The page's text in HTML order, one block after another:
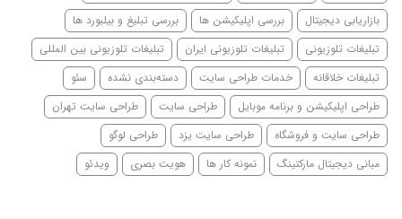
بازاریابی دیجیتال بررسی اپلیکیشن ها
بررسی تبلیغ و بیلبورد ها
تبلیغات تلوزیونی
تبلیغات تلوزیونی ایران
تبلیغات تلوزیونی بین المللی
تبلیغات خلاقانه
خدمات طراحی سایت دسته‌بندی نشده
سئو
طراحی اپلیکیشن و برنامه موبایل
طراحی سایت
طراحی سایت تهران
طراحی سایت و فروشگاه
طراحی سایت یزد
طراحی لوگو
مبانی دیجیتال مارکتینگ
نمونه کار ها هویت بصری ویدئو